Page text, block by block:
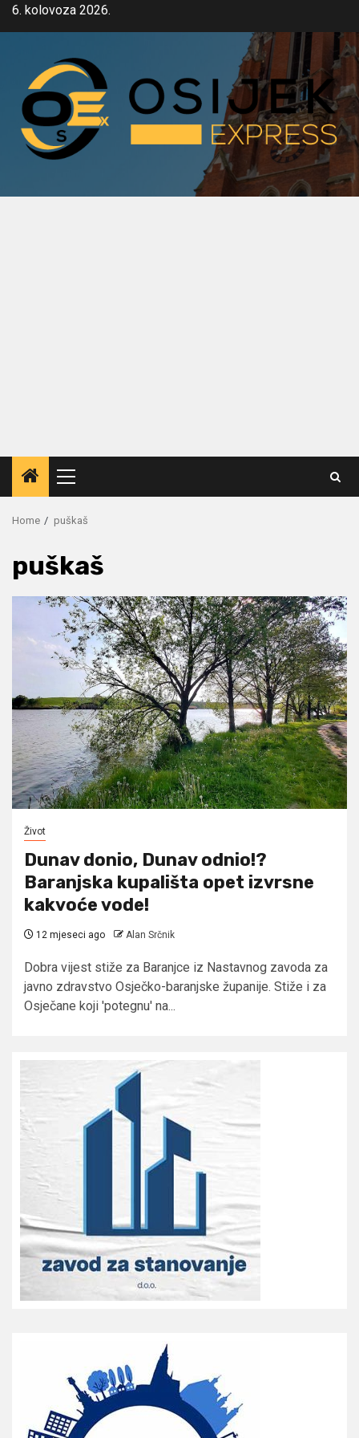
Skip6. kolovoza 2026.
Primary
Menu
Home puškaš
puškaš
Život
Dunav donio, Dunav odnio!?
Baranjska kupališta opet izvrsne
kakvoće vode!
12 mjeseci ago Alan Srčnik
Dobra vijest stiže za Baranjce iz Nastavnog zavoda za
javno zdravstvo Osječko-baranjske županije. Stiže i za
Osječane koji 'potegnu' na...